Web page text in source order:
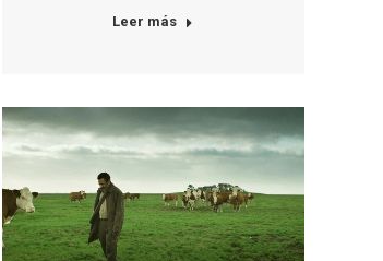
Leer más